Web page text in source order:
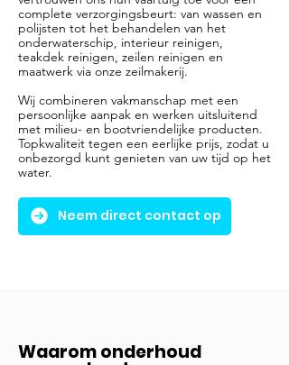
complete verzorgingsbeurt: van wassen en
polijsten tot het behandelen van het
onderwaterschip, interieur reinigen,
teakdek reinigen, zeilen reinigen en
maatwerk via onze zeilmakerij.
Wij combineren vakmanschap met een
persoonlijke aanpak en werken uitsluitend
met milieu- en bootvriendelijke producten.
Topkwaliteit tegen een eerlijke prijs, zodat u
onbezorgd kunt genieten van uw tijd op het
water.
Neem direct contact op
Waarom onderhoud